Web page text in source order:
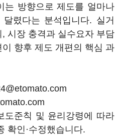
는 방향으로 제도를 얼마나
렸다는 분석입니다. 실거
시장 충격과 실수요자 부담
향후 제도 개편의 핵심 과
도준칙 및 윤리강령에 따라
확인·수정했습니다.